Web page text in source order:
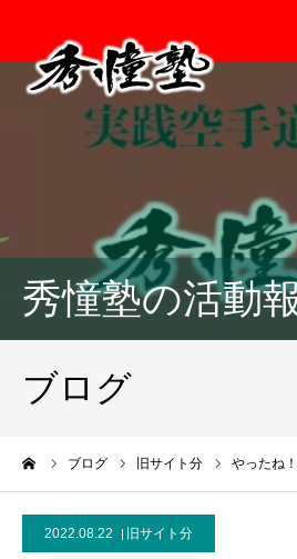
秀憧塾の活動
ブログ
ブログ 旧サイト分
2022.08.22 旧サイト分